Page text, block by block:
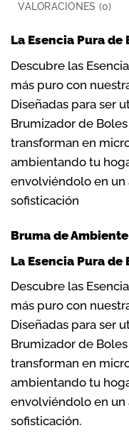
VALORACIONES (0)
La Esencia Pura de
Descubre las
más puro con
Diseñadas para ser
Brumizador de Boles
transforman en
ambientando tu
envolviéndolo en
sofisticación
Bruma de
La Esencia Pura de
Descubre las
más puro con
Diseñadas para ser
Brumizador de Boles
transforman en
ambientando tu
envolviéndolo en
sofisticación.